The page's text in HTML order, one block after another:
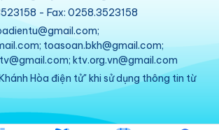
- Fax: 0258.3523158
toasoan.bkh@gmail.com;
ktv.org.vn@gmail.com
Hòa điện tử" khi sử dụng thông tin từ